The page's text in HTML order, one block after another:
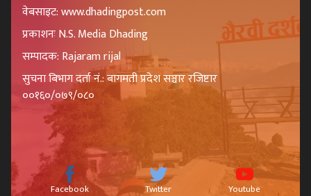
वेबसाइट: www.dhadingpost.com
प्रकाशनः N.S. Media Dhading
सम्पादक: Rajaram rijal
सुचना बिभाग दर्ता नं.: बागमती प्रदेश सञ्चार रजिष्टार
००१६०/०७९/०८०
Facebook Twitter Youtube